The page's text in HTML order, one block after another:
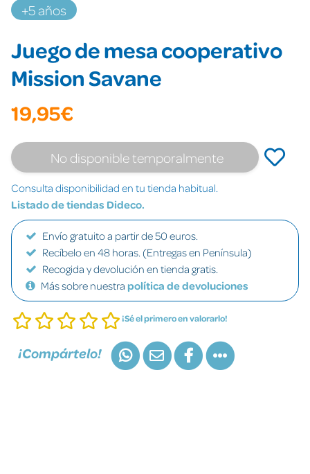
+5 años
Juego de mesa cooperativo
Mission Savane
19,95€
No disponible temporalmente
Consulta disponibilidad en tu tienda habitual.
Listado de tiendas Dideco.
Envío gratuito a partir de 50 euros.
Recíbelo en 48 horas. (Entregas en Península)
Recogida y devolución en tienda gratis.
Más sobre nuestra política de devoluciones
¡Sé el primero en valorarlo!
¡Compártelo!